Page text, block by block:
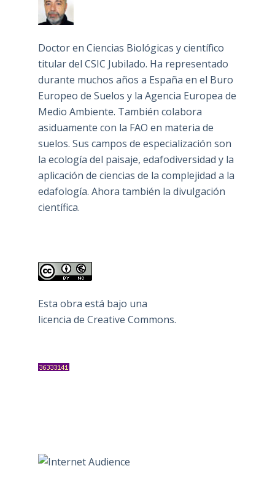
Doctor en Ciencias Biológicas y científico
titular del CSIC Jubilado. Ha representado
durante muchos años a España en el Buro
Europeo de Suelos y la Agencia Europea de
Medio Ambiente. También colabora
asiduamente con la FAO en materia de
suelos. Sus campos de especialización son
la ecología del paisaje, edafodiversidad y la
aplicación de ciencias de la complejidad a la
edafología. Ahora también la divulgación
científica.
Esta obra está bajo una
licencia de Creative Commons.